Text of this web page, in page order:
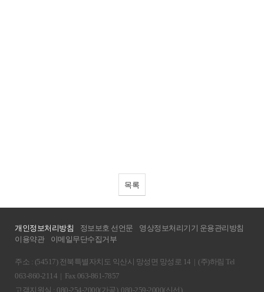
목록
개인정보처리방침 정보보호 선언문
영상정보처리기기 운용관리방침
이용약관
이메일무단수집거부
주소 : (54517) 전북특별자치도 익산시 망성면 망성로 14 | (주)하림 Tel
063-860-2114 | Fax 063-861-7857
고객지원실 : 080-254-2000(가공), 080-259-2000(신선)